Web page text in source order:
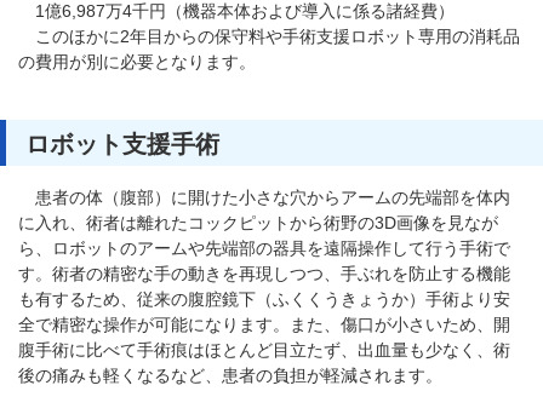
1億6,987万4千円（機器本体および導入に係る諸経費）
このほかに2年目からの保守料や手術支援ロボット専用の消耗品
の費用が別に必要となります。
ロボット支援手術
患者の体（腹部）に開けた小さな穴からアームの先端部を体内
に入れ、術者は離れたコックピットから術野の3D画像を見なが
ら、ロボットのアームや先端部の器具を遠隔操作して行う手術で
す。術者の精密な手の動きを再現しつつ、手ぶれを防止する機能
も有するため、従来の腹腔鏡下（ふくくうきょうか）手術より安
全で精密な操作が可能になります。また、傷口が小さいため、開
腹手術に比べて手術痕はほとんど目立たず、出血量も少なく、術
後の痛みも軽くなるなど、患者の負担が軽減されます。